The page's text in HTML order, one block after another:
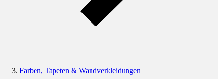
Farben, Tapeten & Wandverkleidungen